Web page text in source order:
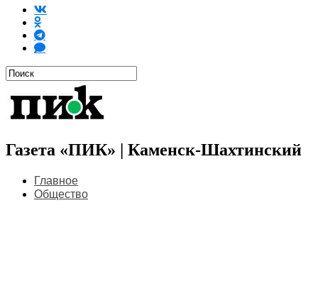
Газета «ПИК» | Каменск-Шахтинский
Главное
Общество